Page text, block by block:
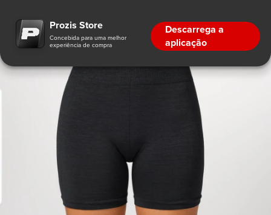
Prozis Store
Concebida para uma melhor
experiência de compra
Descarrega a
aplicação